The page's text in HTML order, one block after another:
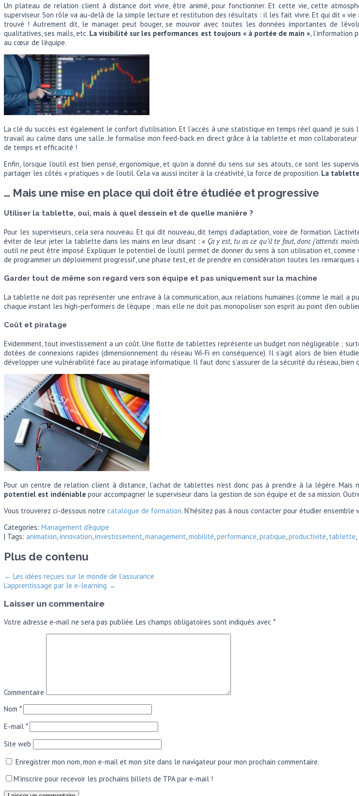
Un plateau de relation client à distance doit vivre, être animé, pour fonctionner. Et cette vie, cette
superviseur. Son rôle va au-delà de la simple lecture et restitution des résultats : il les fait vivre. Et qui dit «
trouvé ! Autrement dit, le manager peut bouger, se mouvoir avec toutes les données importantes de
qualitatives, ses mails, etc. La visibilité sur les performances est toujours « à portée de main », l’information
au cœur de l’équipe.
La clé du succès est également le confort d’utilisation. Et l’accès à une statistique en temps réel quand je
travail au calme dans une salle. Je formalise mon feed-back en direct grâce à la tablette et mon
de temps et efficacité !
Enfin, lorsque l’outil est bien pensé, ergonomique, et qu’on a donné du sens sur ses atouts, ce sont les
partager les côtés « pratiques » de l’outil. Cela va aussi inciter à la créativité, la force de proposition. La
… Mais une mise en place qui doit être étudiée et progressive
Utiliser la tablette, oui, mais à quel dessein et de quelle manière ?
Pour les superviseurs, cela sera nouveau. Et qui dit nouveau, dit temps d’adaptation, voire de formation.
éviter de leur jeter la tablette dans les mains en leur disant : « Ça y est, tu as ce qu’il te faut, donc j’attends
outil ne peut être imposé. Expliquer le potentiel de l’outil permet de donner du sens à son utilisation et,
de programmer un déploiement progressif, une phase test, et de prendre en considération toutes les
Garder tout de même son regard vers son équipe et pas uniquement sur la machine
La tablette ne doit pas représenter une entrave à la communication, aux relations humaines (comme le mail
chaque instant les high-performers de l’équipe ; mais elle ne doit pas monopoliser son esprit au point d’en
Coût et piratage
Evidemment, tout investissement a un coût. Une flotte de tablettes représente un budget non négligeable ;
dotées de connexions rapides (dimensionnement du réseau Wi-Fi en conséquence). Il s’agit alors de bien
développer une vulnérabilité face au piratage informatique. Il faut donc s’assurer de la sécurité du réseau,
Pour un centre de relation client à distance, l’achat de tablettes n’est donc pas à prendre à la légère.
potentiel est indéniable pour accompagner le superviseur dans la gestion de son équipe et de sa mission.
Vous trouverez ci-dessous notre catalogue de formation. N’hésitez pas à nous contacter pour étudier ensemble
Categories: Management d'équipe
| Tags: animation,innovation,investissement,management,mobilité,performance,pratique,productivité, tablette,
Plus de contenu
← Les idées reçues sur le monde de l’assurance
L’apprentissage par le e-learning →
Laisser un commentaire
Votre adresse e-mail ne sera pas publiée. Les champs obligatoires sont indiqués avec *
Commentaire
Nom *
E-mail *
Site web
Enregistrer mon nom, mon e-mail et mon site dans le navigateur pour mon prochain commentaire.
M'inscrire pour recevoir les prochains billets de TPA par e-mail !